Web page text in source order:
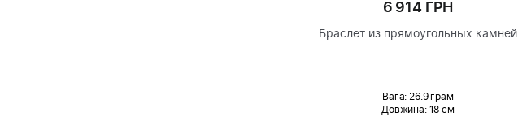
6 914 ГРН
Браслет из прямоугольных камней
Вага: 26.9 грам
Довжина:18 см